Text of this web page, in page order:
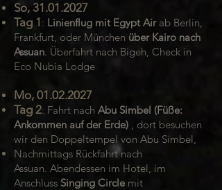
So, 31.01.2027
Tag 1 : Linienflug mit Egypt Airab Berlin,
Frankfurt, oder München über Kairo nach
Assuan. Überfahrt nach Bigeh, Check in
Eco Nubia Lodge
Mo, 01.02.2027
Tag 2: Fahrt nach Abu Simbel (Füße:
Ankommen auf der Erde) , dort besuchen
wir den Doppeltempel von Abu Simbel,
Nachmittags Rückfahrt nach
Assuan. Abendessen im Hotel, im
Anschluss Singing Circle mit